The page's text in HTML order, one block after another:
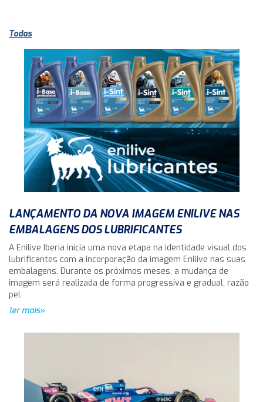
Todas
LANÇAMENTO DA NOVA IMAGEM ENILIVE NAS
EMBALAGENS DOS LUBRIFICANTES
A Enilive Iberia inicia uma nova etapa na identidade visual dos
lubrificantes com a incorporação da imagem Enilive nas suas
embalagens. Durante os próximos meses, a mudança de
imagem será realizada de forma progressiva e gradual, razão
pel
ler mais»